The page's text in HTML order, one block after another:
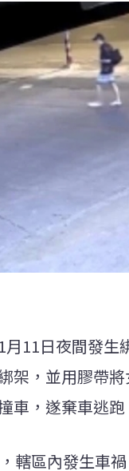
月11日夜間發
架，並用膠帶
車，遂棄車逃
轄區內發生車